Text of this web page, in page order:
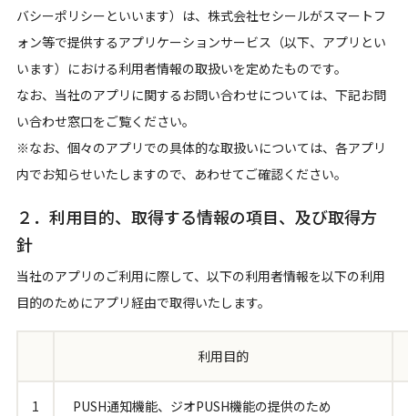
バシーポリシーといいます）は、株式会社セシールがスマートフ
ォン等で提供するアプリケーションサービス（以下、アプリとい
います）における利用者情報の取扱いを定めたものです。
なお、当社のアプリに関するお問い合わせについては、下記お問
い合わせ窓口をご覧ください。
※なお、個々のアプリでの具体的な取扱いについては、各アプリ
内でお知らせいたしますので、あわせてご確認ください。
２．利用目的、取得する情報の項目、及び取得方
針
当社のアプリのご利用に際して、以下の利用者情報を以下の利用
目的のためにアプリ経由で取得いたします。
利用目的
1 PUSH通知機能、ジオPUSH機能の提供のため